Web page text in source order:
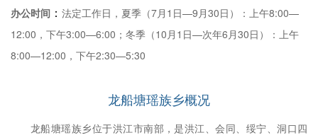
办公时间 ： 法定工作日，夏季（7月1日—9月30日）：上午8:00—
12:00，下午3:00—6:00；冬季（10月1日—次年6月30日）：上午
8:00—12:00，下午2:30—5:30
龙船塘瑶族乡概况
龙船塘瑶族乡位于洪江市南部，是洪江、会同、绥宁、洞口四